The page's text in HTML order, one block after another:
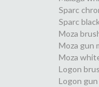
Sparc
Sparc
Moza
Moza gun
Moza
Logon
Logon